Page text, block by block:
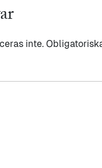
inte.